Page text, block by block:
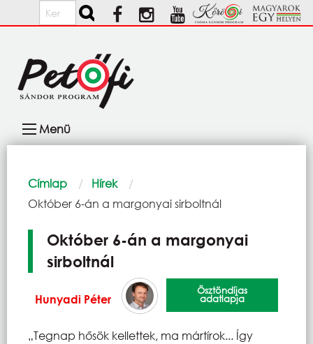
Ugrás a tartalomra
Keresés
navigáció
Menü
Morzsa
Címlap
Hírek
Current:
Október 6-án a margonyai sirboltnál
Október 6-án a margonyai
sirboltnál
Hunyadi Péter
Ösztöndíjas
adatlapja
„Tegnap hősök kellettek, ma mártírok... Így